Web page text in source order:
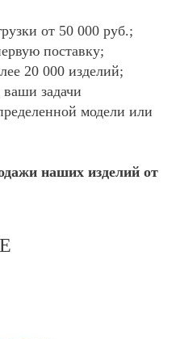
от 50 000 руб.;
поставку;
20 000 изделий;
задачи
модели или
наших изделий от